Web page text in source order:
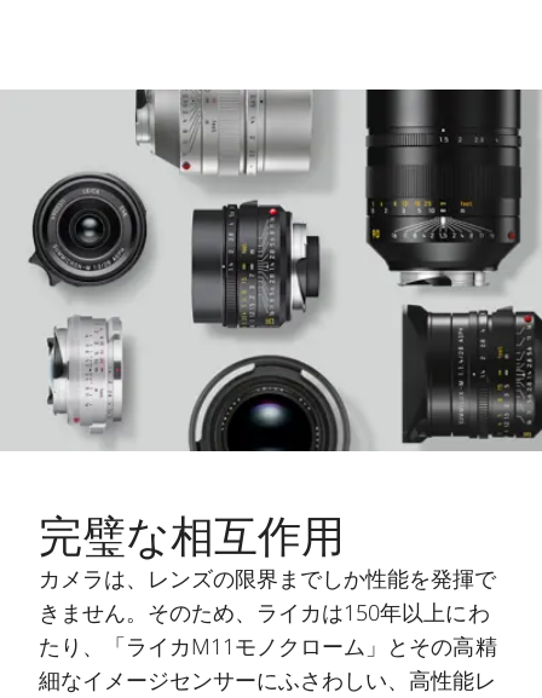
完璧な相互作用
カメラは、レンズの限界までしか性能を発揮で
きません。そのため、ライカは150年以上にわ
たり、「ライカM11モノクローム」とその高精
細なイメージセンサーにふさわしい、高性能レ